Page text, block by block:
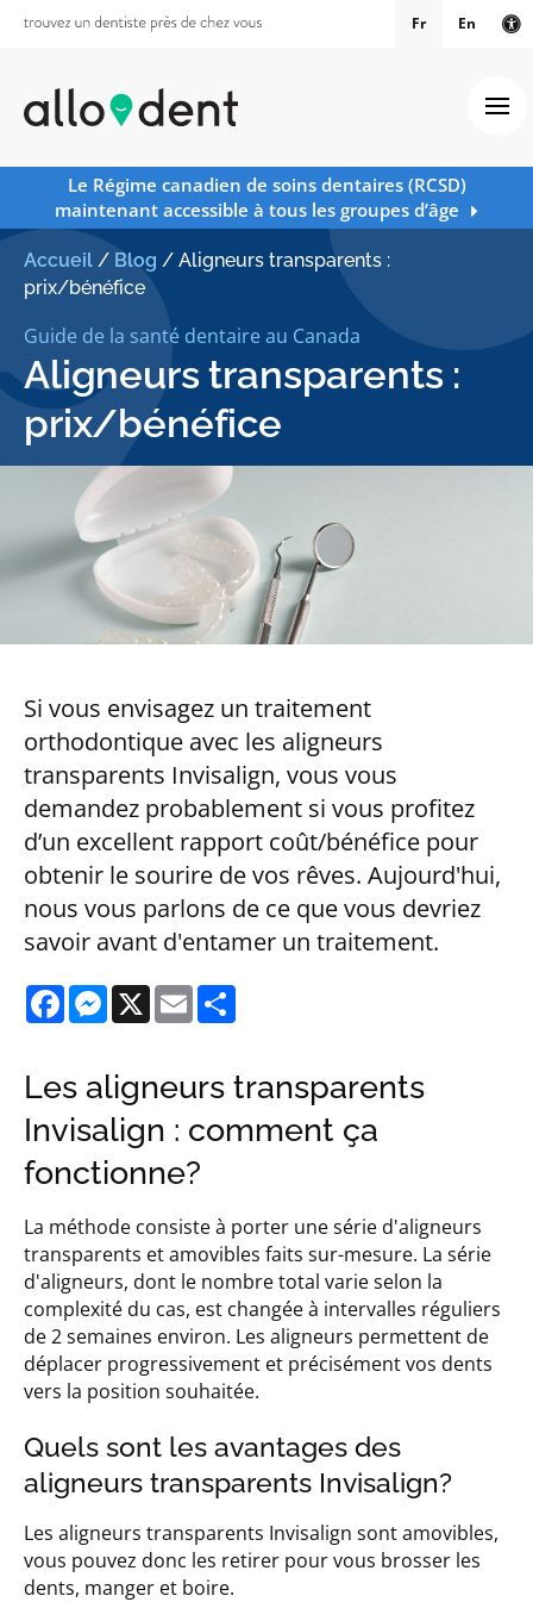
Fr En
Le Régime canadien de soins dentaires (RCSD)
maintenant accessible à tous les groupes d’âge
Accueil / Blog / Aligneurs transparents :
prix/bénéfice
Guide de la santé dentaire au Canada
Aligneurs transparents :
prix/bénéfice
Si vous envisagez un traitement
orthodontique avec les aligneurs
transparents Invisalign, vous vous
demandez probablement si vous profitez
d’un excellent rapport coût/bénéfice pour
obtenir le sourire de vos rêves. Aujourd'hui,
nous vous parlons de ce que vous devriez
savoir avant d'entamer un traitement.
FacebookMessenger
X Email
Les aligneurs transparents
Invisalign : comment ça
fonctionne?
La méthode consiste à porter une série d'aligneurs
transparents et amovibles faits sur-mesure. La série
d'aligneurs, dont le nombre total varie selon la
complexité du cas, est changée à intervalles réguliers
de 2 semaines environ. Les aligneurs permettent de
déplacer progressivement et précisément vos dents
vers la position souhaitée.
Quels sont les avantages des
aligneurs transparents Invisalign?
Les aligneurs transparents Invisalign sont amovibles,
vous pouvez donc les retirer pour vous brosser les
dents, manger et boire.